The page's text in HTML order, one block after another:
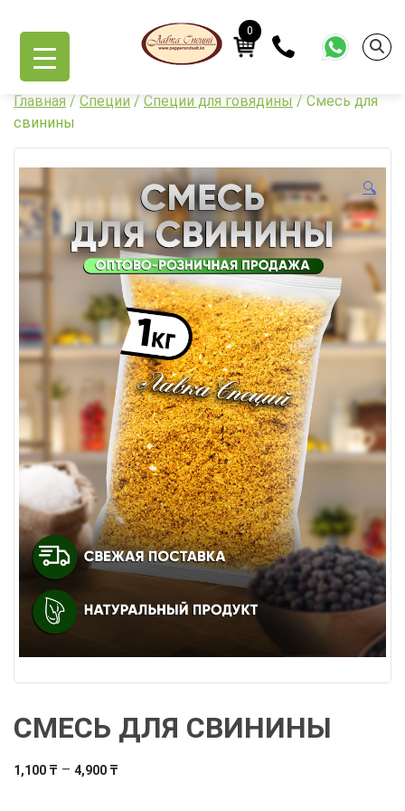
content
0
Главная / Специи / Специи для говядины / Смесь для
свинины
🔍
СМЕСЬ ДЛЯ СВИНИНЫ
1,100 ₸ – 4,900 ₸